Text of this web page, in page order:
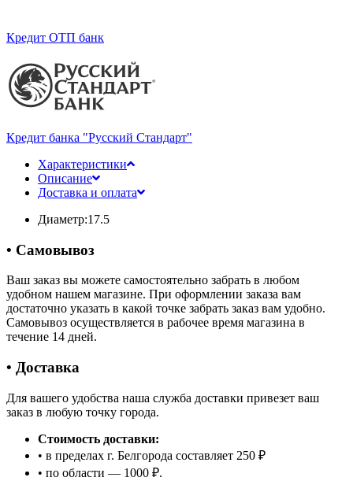
Кредит ОТП банк
Кредит банка "Русский Стандарт"
Характеристики
Описание
Доставка и оплата
Диаметр:17.5
• Самовывоз
Ваш заказ вы можете самостоятельно забрать в любом
удобном нашем магазине. При оформлении заказа вам
достаточно указать в какой точке забрать заказ вам удобно.
Самовывоз осуществляется в рабочее время магазина в
течение 14 дней.
• Доставка
Для вашего удобства наша служба доставки привезет ваш
заказ в любую точку города.
Стоимость доставки:
• в пределах г. Белгорода составляет 250 ₽
• по области — 1000 ₽.